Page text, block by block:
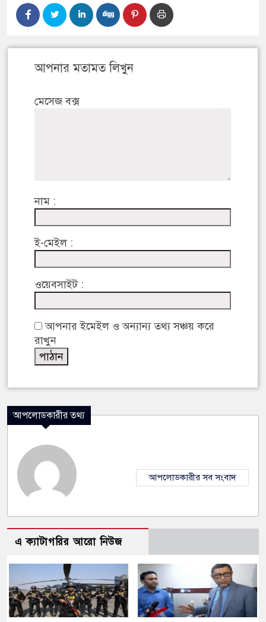
আপনার মতামত লিখুন
মেসেজ বক্স
নাম :
ই-মেইল :
ওয়েবসাইট :
আপনার ইমেইল ও অন্যান্য তথ্য সঞ্চয় করে
রাখুন
আপলোডকারীর তথ্য
আপলোডকারীর সব সংবাদ
এ ক্যাটাগরির আরো নিউজ